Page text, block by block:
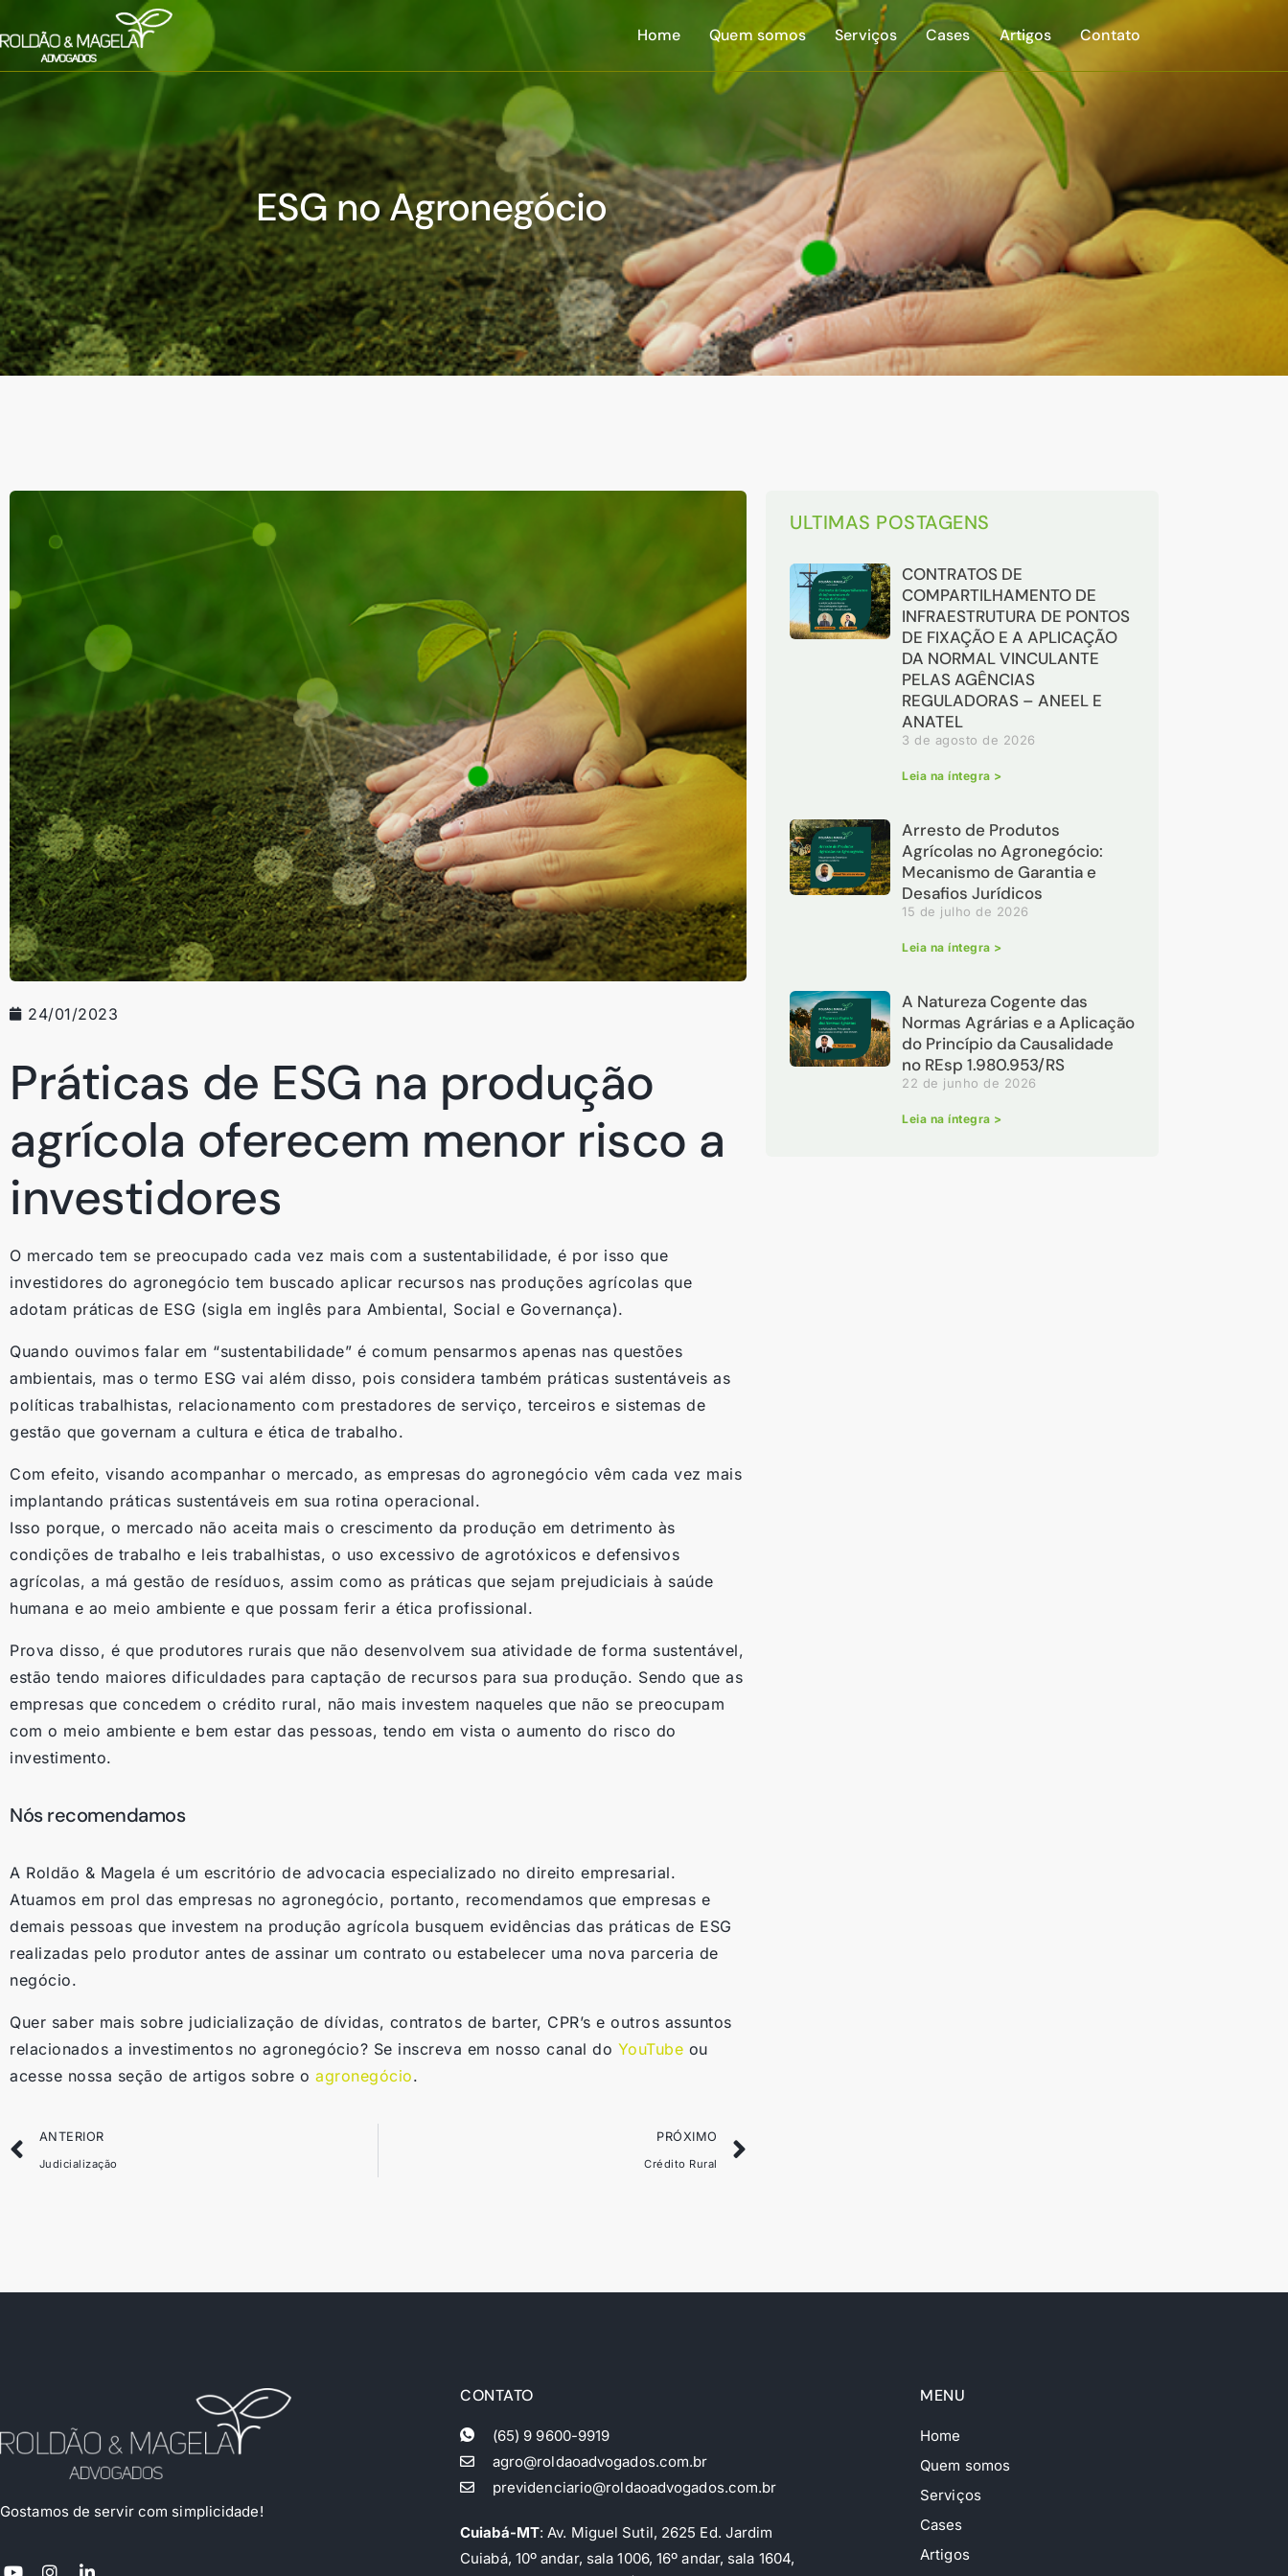
Home Quem somos Serviços Cases Artigos Contato
ESG no Agronegócio
24/01/2023
Práticas de ESG na produção
agrícola oferecem menor risco a
investidores
O mercado tem se preocupado cada vez mais com a sustentabilidade, é por isso que
investidores do agronegócio tem buscado aplicar recursos nas produções agrícolas que
adotam práticas de ESG (sigla em inglês para Ambiental, Social e Governança).
Quando ouvimos falar em “sustentabilidade” é comum pensarmos apenas nas questões
ambientais, mas o termo ESG vai além disso, pois considera também práticas sustentáveis as
políticas trabalhistas, relacionamento com prestadores de serviço, terceiros e sistemas de
gestão que governam a cultura e ética de trabalho.
Com efeito, visando acompanhar o mercado, as empresas do agronegócio vêm cada vez mais
implantando práticas sustentáveis em sua rotina operacional.
Isso porque, o mercado não aceita mais o crescimento da produção em detrimento às
condições de trabalho e leis trabalhistas, o uso excessivo de agrotóxicos e defensivos
agrícolas, a má gestão de resíduos, assim como as práticas que sejam prejudiciais à saúde
humana e ao meio ambiente e que possam ferir a ética profissional.
Prova disso, é que produtores rurais que não desenvolvem sua atividade de forma sustentável,
estão tendo maiores dificuldades para captação de recursos para sua produção. Sendo que as
empresas que concedem o crédito rural, não mais investem naqueles que não se preocupam
com o meio ambiente e bem estar das pessoas, tendo em vista o aumento do risco do
investimento.
Nós recomendamos
A Roldão & Magela é um escritório de advocacia especializado no direito empresarial.
Atuamos em prol das empresas no agronegócio, portanto, recomendamos que empresas e
demais pessoas que investem na produção agrícola busquem evidências das práticas de ESG
realizadas pelo produtor antes de assinar um contrato ou estabelecer uma nova parceria de
negócio.
Quer saber mais sobre judicialização de dívidas, contratos de barter, CPR’s e outros assuntos
relacionados a investimentos no agronegócio? Se inscreva em nosso canal do YouTube ou
acesse nossa seção de artigos sobre o agronegócio.
ANTERIOR
Judicialização
PRÓXIMO
Crédito Rural
ULTIMAS POSTAGENS
CONTRATOS DE
COMPARTILHAMENTO DE
INFRAESTRUTURA DE PONTOS
DE FIXAÇÃO E A APLICAÇÃO
DA NORMAL VINCULANTE
PELAS AGÊNCIAS
REGULADORAS – ANEEL E
ANATEL
3 de agosto de 2026
Leia na íntegra >
Arresto de Produtos
Agrícolas no Agronegócio:
Mecanismo de Garantia e
Desafios Jurídicos
15 de julho de 2026
Leia na íntegra >
A Natureza Cogente das
Normas Agrárias e a Aplicação
do Princípio da Causalidade
no REsp 1.980.953/RS
22 de junho de 2026
Leia na íntegra >
Gostamos de servir com simplicidade!
CONTATO
(65) 9 9600-9919
agro@roldaoadvogados.com.br
previdenciario@roldaoadvogados.com.br
Cuiabá-MT: Av. Miguel Sutil, 2625 Ed. Jardim
Cuiabá, 10º andar, sala 1006, 16º andar, sala 1604,
MENU
Home
Quem somos
Serviços
Cases
Artigos